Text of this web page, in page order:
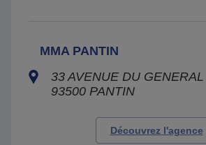
MMA PANTIN
33 AVENUE DU
93500 PANTIN
Découvrez l'agence